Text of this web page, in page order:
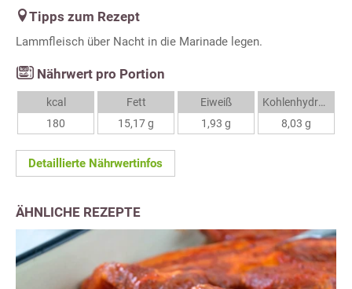
Tipps zum Rezept
Lammfleisch über Nacht in die Marinade legen.
Nährwert pro Portion
kcal
180
Fett
15,17 g
Eiweiß
1,93 g
Kohlenhydrate
8,03 g
Detaillierte Nährwertinfos
ÄHNLICHE REZEPTE